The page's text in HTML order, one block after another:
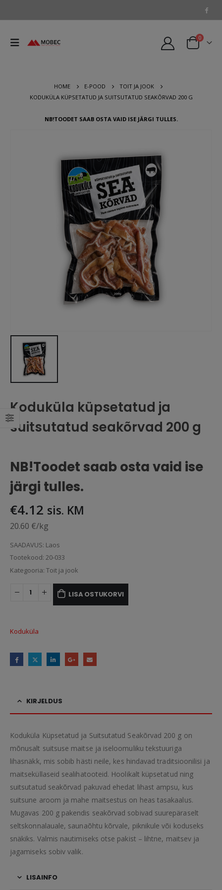
0
HOME E-POOD
TOIT JA JOOK
KODUKÜLA KÜPSETATUD JA SUITSUTATUD SEAKÕRVAD 200 G
NB!TOODET SAAB OSTA VAID ISE JÄRGI TULLES.
Koduküla küpsetatud ja
suitsutatud seakõrvad 200 g
NB!Toodet saab osta vaid ise
järgi tulles.
€4.12 sis. KM
20.60 €/kg
SAADAVUS: Laos
Tootekood: 20-033
Kategooria: Toit ja jook
LISA OSTUKORVI
Koduküla
KIRJELDUS
Koduküla Küpsetatud ja Suitsutatud Seakõrvad 200 g on
mõnusalt suitsuse maitse ja iseloomuliku tekstuuriga
lihasnäkk, mis sobib hästi neile, kes hindavad traditsioonilisi ja
maitseküllaseid sealihatooteid. Hoolikalt küpsetatud ning
suitsutatud seakõrvad pakuvad ehedat lihast ampsu, kus
suitsune aroom ja mahe maitsestus on heas tasakaalus.
Mugavas 200 g pakendis seakõrvad sobivad suurepäraselt
seltskonnalauale, saunaõhtu kõrvale, piknikule või koduseks
snäkiks. Valmis nautimiseks otse pakist – lihtne, maitsev ja
jagamiseks sobiv valik.
LISAINFO